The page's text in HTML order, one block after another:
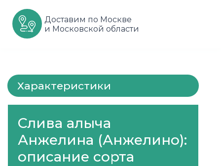
Доставим по Москве
и Московской области
Характеристики
Слива алыча
Анжелина (Анжелино):
описание сорта